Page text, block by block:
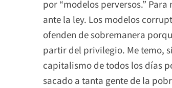
por “modelos perversos.”
ante la ley. Los modelos
ofenden de sobremanera
partir del privilegio. Me temo,
capitalismo de todos los días
sacado a tanta gente de la